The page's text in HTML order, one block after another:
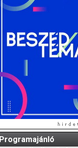
Programajánló